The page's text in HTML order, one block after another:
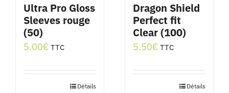
Ultra Pro Gloss
Sleeves rouge
(50)
5.00€ TTC
Détails
Dragon Shield
Perfect fit
Clear (100)
5.50€ TTC
Détails